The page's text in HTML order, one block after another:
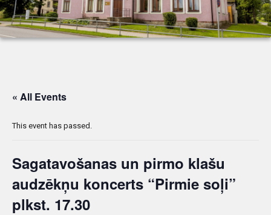
« All Events
This event has passed.
Sagatavošanas un pirmo klašu
audzēkņu koncerts “Pirmie soļi”
plkst. 17.30